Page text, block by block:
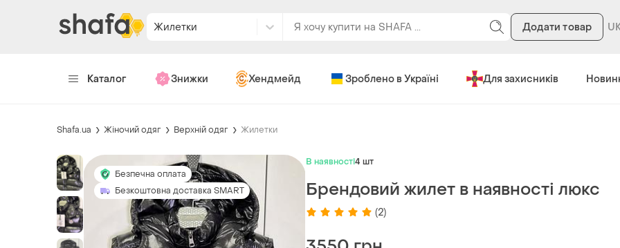
Жилетки Додати товар
Каталог Знижки Хендмейд Зроблено в Україні Для захисників
Shafa.ua Жіночий одяг Верхній одяг Жилетки
Безпечна оплата
Безкоштовна доставка SMART
В наявності4 шт
Брендовий жилет в наявності люкс
(2)